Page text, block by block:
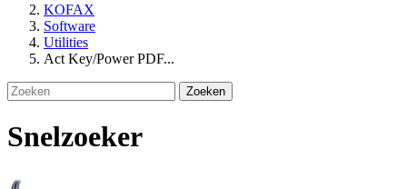
KOFAX
Software
Utilities
Act Key/Power PDF...
Zoeken
Snelzoeker